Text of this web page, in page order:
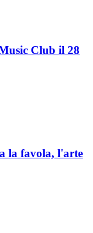
Club il 28
la favola, l'arte